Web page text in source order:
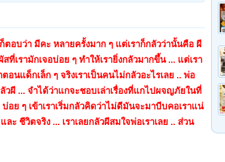
อบว่า มีคะ หลายครั้งมาก ๆ แต่เราก็กลัวว่านั้นคือ ผี
เรามักเจอบ่อย ๆ ทำให้เรายิ่งกลัวมากขึ้น ... แต่เรา
นแด็กเล็ก ๆ จริงเราเป็นคนไม่กลัวอะไรเลย .. พ่อ
วผี ... จำได้ว่าแกจะชอบเล่าเรื่องที่แกไปผจญภัยในที่
อย ๆ เข้าเราเริ่มกลัวคิดว่าไม่ดีมันจะมาบีบคอเราแน่
ชีวิตจริง ... เราเลยกลัวผีสมใจพ่อเราเลย .. ส่วน